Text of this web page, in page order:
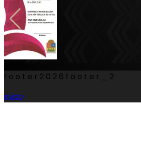
footer 2026 footer_2
aviso